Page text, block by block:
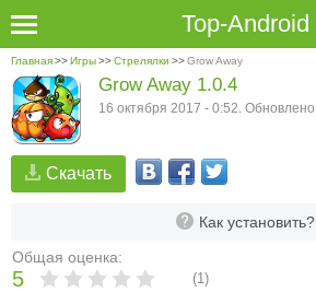
Top-Android
Главная>>Игры>>Стрелялки >>Grow Away
Скачать
Как установить?
Общая оценка:
5 (1)
Grow Away 1.0.4
16 октября 2017 - 0:52. Обновлено